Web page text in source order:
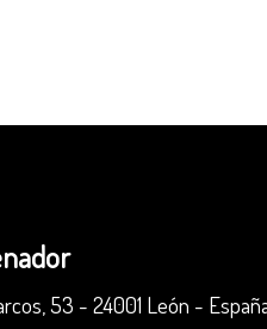
53 - 24001 León -